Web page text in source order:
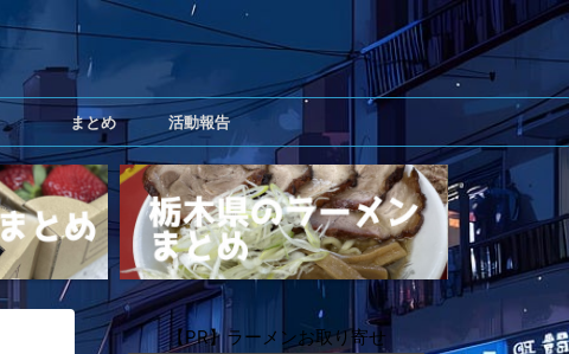
まとめ 活動報告
【PR】ラーメンお取り寄せ